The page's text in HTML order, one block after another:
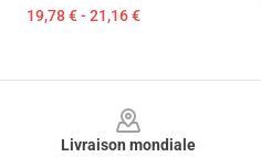
19,78 € - 21,16 €
Livraison mondiale